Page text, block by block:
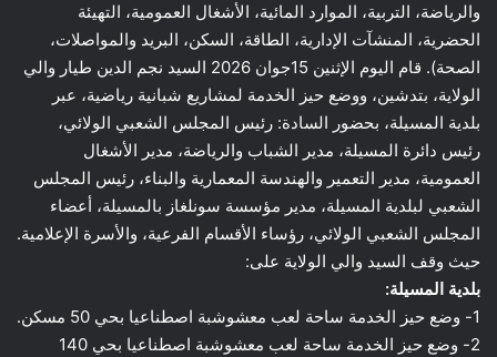
والرياضة، التربية، الموارد المائية، الأشغال العمومية، التهيئة
الحضرية، المنشآت الإدارية، الطاقة، السكن، البريد والمواصلات،
الصحة). قام اليوم الإثنين 15جوان 2026 السيد نجم الدين طيار والي
الولاية، بتدشين، ووضع حيز الخدمة لمشاريع شبانية رياضية، عبر
بلدية المسيلة، بحضور السادة: رئيس المجلس الشعبي الولائي،
رئيس دائرة المسيلة، مدير الشباب والرياضة، مدير الأشغال
العمومية، مدير التعمير والهندسة المعمارية والبناء، رئيس المجلس
الشعبي لبلدية المسيلة، مدير مؤسسة سونلغاز بالمسيلة، أعضاء
المجلس الشعبي الولائي، رؤساء الأقسام الفرعية، والأسرة الإعلامية.
حيث وقف السيد والي الولاية على:
بلدية المسيلة:
1- وضع حيز الخدمة ساحة لعب معشوشبة اصطناعيا بحي 50 مسكن.
2- وضع حيز الخدمة ساحة لعب معشوشبة اصطناعيا بحي 140